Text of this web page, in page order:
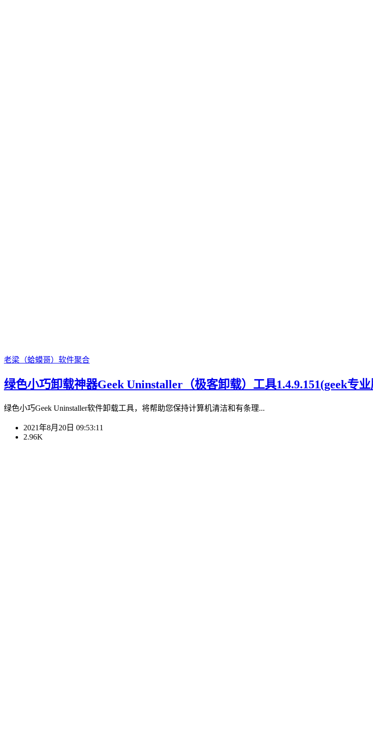
老梁（蛤蟆哥） 软件聚合
绿色小巧卸载神器Geek Uninstaller（极客卸载）工具1.4.9.151(geek专
绿色小巧Geek Uninstaller软件卸载工具，将帮助您保持计算机清洁和有条理...
2021年8月20日 09:53:11
2.96K